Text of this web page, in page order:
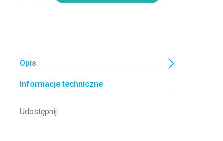
Opis
Informacje techniczne
Udostępnij: